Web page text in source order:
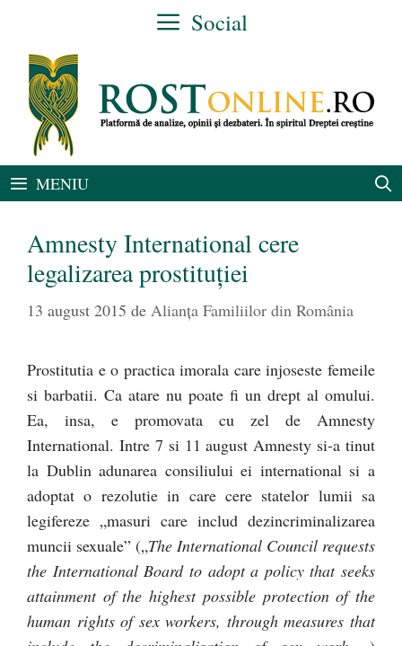
conținut
Social
MENIU
Amnesty International cere
legalizarea prostituţiei
13 august 2015 de Alianţa Familiilor din România
Prostitutia e o practica imorala care injoseste femeile
si barbatii. Ca atare nu poate fi un drept al omului.
Ea, insa, e promovata cu zel de Amnesty
International. Intre 7 si 11 august Amnesty si-a tinut
la Dublin adunarea consiliului ei international si a
adoptat o rezolutie in care cere statelor lumii sa
legifereze „masuri care includ dezincriminalizarea
muncii sexuale” („The International Council requests
the International Board to adopt a policy that seeks
attainment of the highest possible protection of the
human rights of sex workers, through measures that